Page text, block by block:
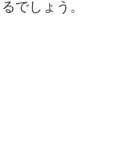
でしょう。